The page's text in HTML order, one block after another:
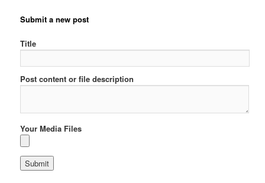
Submit a new post
Title
Post content or file description
Your Media Files